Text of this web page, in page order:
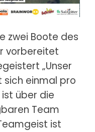
zwei Boote des
vorbereitet
„Unser
einmal pro
über die
Team
ist